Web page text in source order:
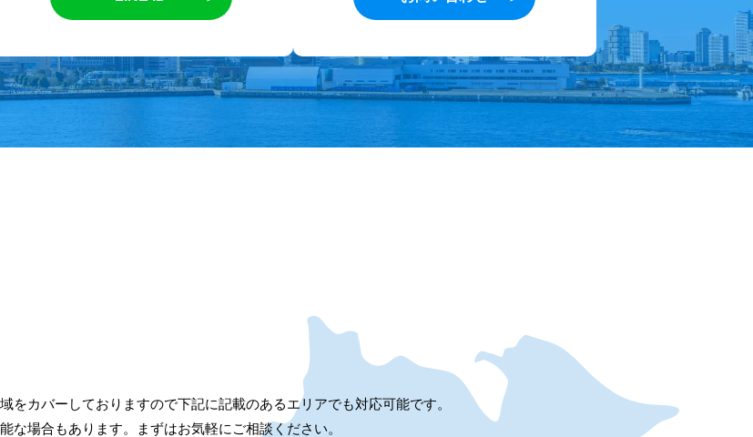
をカバーしておりますので下記に記載のあるエリアでも対応可能です。
な場合もあります。まずはお気軽にご相談ください。